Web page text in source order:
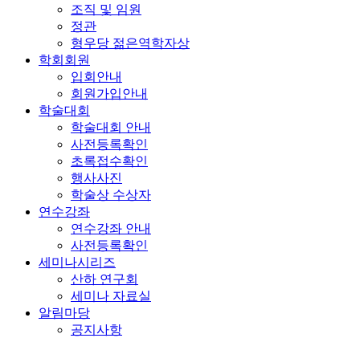
조직 및 임원
정관
형우당 젊은역학자상
학회회원
입회안내
회원가입안내
학술대회
학술대회 안내
사전등록확인
초록접수확인
행사사진
학술상 수상자
연수강좌
연수강좌 안내
사전등록확인
세미나시리즈
산하 연구회
세미나 자료실
알림마당
공지사항